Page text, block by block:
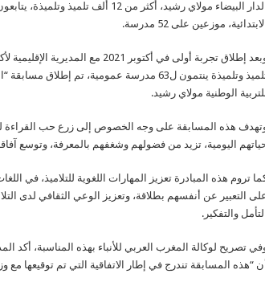
الدار البيضاء مولاي رشيد، أكثر
الابتدائية، موزعين على 52 مدرسة.
تلميذ وتلميذة ينتمون ل63 مدرسة عمومية، تم
الوطنية مولاي رشيد.
هذه المسابقة على وجه الخصوص إلى زرع حب القراءة
اليومية، تزيد من فضولهم وشغفهم بالمعرفة، وتوسع
تروم هذه المبادرة تعزيز المهارات اللغوية للتلاميذ، في
التعبير عن أنفسهم بطلاقة، وتعزيز الوعي الثقافي لدى
التأمل والتفكير.
تصريح لوكالة المغرب العربي للأنباء بهذه المناسبة، أكد
أن “هذه المسابقة تندرج في إطار الاتفاقية التي تم توقيعها مع وزارة